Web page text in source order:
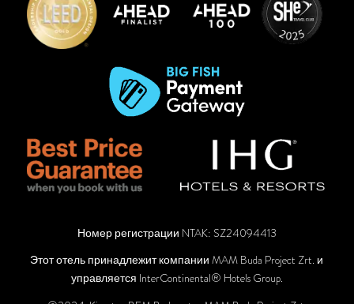
Номер регистрации NTAK: SZ24094413
Этот отель принадлежит компании MAM Buda Project Zrt. и
управляется InterContinental® Hotels Group.